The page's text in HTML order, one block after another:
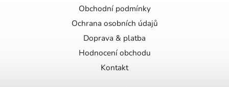
Obchodní podmínky
Ochrana osobních údajů
Doprava & platba
Hodnocení obchodu
Kontakt